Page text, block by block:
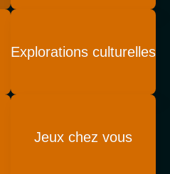
Explorations culturelles
Jeux chez vous